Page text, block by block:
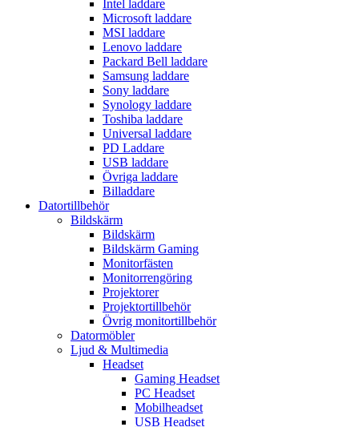
Intel laddare
Microsoft laddare
MSI laddare
Lenovo laddare
Packard Bell laddare
Samsung laddare
Sony laddare
Synology laddare
Toshiba laddare
Universal laddare
PD Laddare
USB laddare
Övriga laddare
Billaddare
Datortillbehör
Bildskärm
Bildskärm
Bildskärm Gaming
Monitorfästen
Monitorrengöring
Projektorer
Projektortillbehör
Övrig monitortillbehör
Datormöbler
Ljud & Multimedia
Headset
Gaming Headset
PC Headset
Mobilheadset
USB Headset